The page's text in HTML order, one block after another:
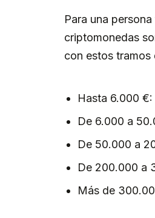
Para una
criptomonedas
con estos tramos
Hasta 6.000 €:
De 6.000 a
De 50.000 a
De 200.000 a
Más de